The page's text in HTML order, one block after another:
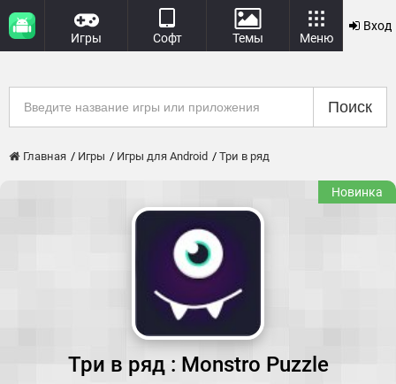
Игры Софт Темы Меню
Вход
Поиск
Главная Игры Игры для Android Три в ряд
Новинка
Три в ряд : Monstro Puzzle